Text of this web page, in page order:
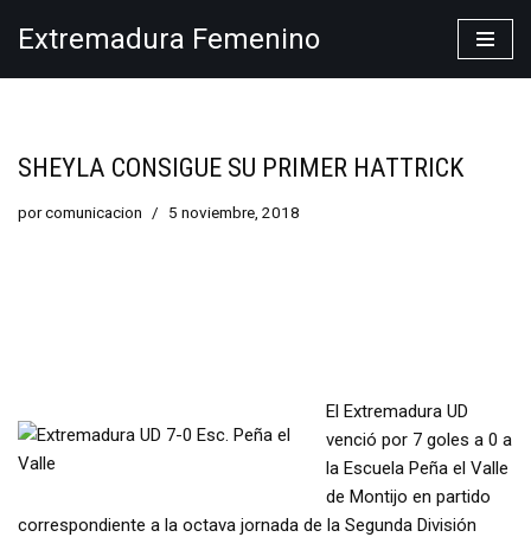
Extremadura Femenino
SHEYLA CONSIGUE SU PRIMER HATTRICK
porcomunicacion 5 noviembre, 2018
El Extremadura UD
venció por 7 goles a 0 a
la Escuela Peña el Valle
de Montijo en partido
correspondiente a la octava jornada de la Segunda División